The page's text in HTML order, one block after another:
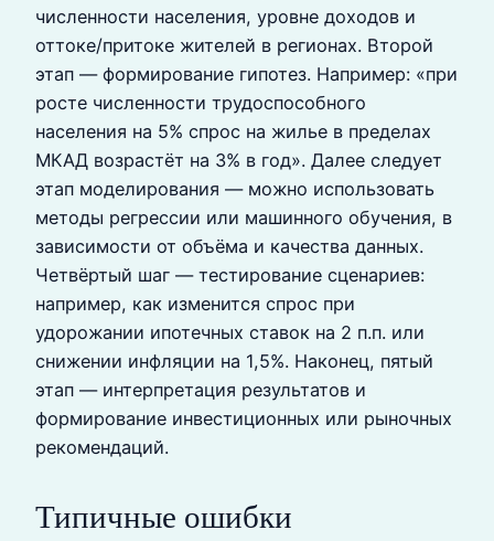
численности населения, уровне доходов и
оттоке/притоке жителей в регионах. Второй
этап — формирование гипотез. Например: «при
росте численности трудоспособного
населения на 5% спрос на жилье в пределах
МКАД возрастёт на 3% в год». Далее следует
этап моделирования — можно использовать
методы регрессии или машинного обучения, в
зависимости от объёма и качества данных.
Четвёртый шаг — тестирование сценариев:
например, как изменится спрос при
удорожании ипотечных ставок на 2 п.п. или
снижении инфляции на 1,5%. Наконец, пятый
этап — интерпретация результатов и
формирование инвестиционных или рыночных
рекомендаций.
Типичные ошибки